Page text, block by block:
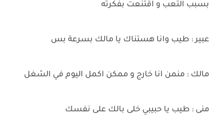
بسبب التعب و اقتنعت بفكرته
عبير : طيب وانا هستناك يا مالك بسرعة بس
مالك : منمن انا خارج و ممكن اكمل اليوم في الشغل
منى : طيب يا حبيبي خلى بالك على نفسك